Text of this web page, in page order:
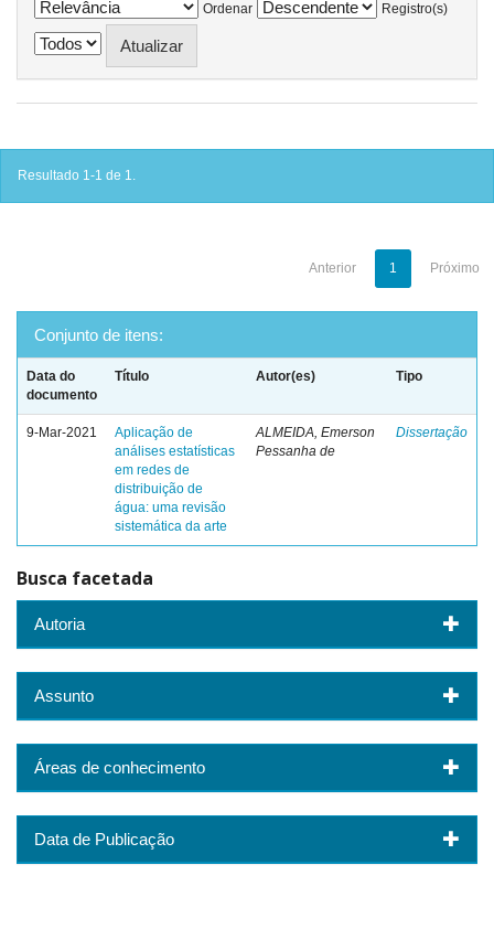
Ordenar
Registro(s)
Resultado 1-1 de 1.
Anterior 1 Próximo
Conjunto de itens:
Data do
documento
Título Autor(es) Tipo
9-Mar-2021
Aplicação de
análises estatísticas
em redes de
distribuição de
água: uma revisão
sistemática da arte
ALMEIDA, Emerson
Pessanha de
Dissertação
Busca facetada
Autoria
Assunto
Áreas de conhecimento
Data de Publicação